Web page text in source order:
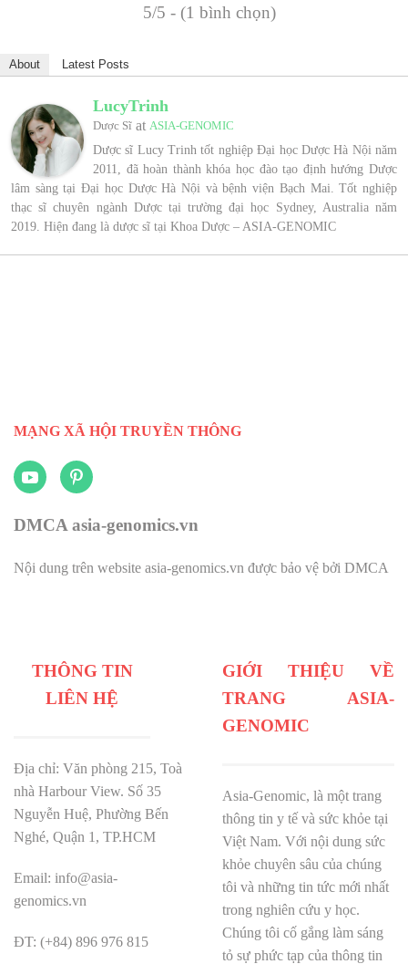
5/5 - (1 bình chọn)
About Latest Posts
LucyTrinh
Dược Sĩ at ASIA-GENOMIC
Dược sĩ Lucy Trinh tốt nghiệp Đại học Dược Hà Nội năm
2011, đã hoàn thành khóa học đào tạo định hướng Dược
lâm sàng tại Đại học Dược Hà Nội và bệnh viện Bạch Mai. Tốt nghiệp
thạc sĩ chuyên ngành Dược tại trường đại học Sydney, Australia năm
2019. Hiện đang là dược sĩ tại Khoa Dược – ASIA-GENOMIC
MẠNG XÃ HỘI TRUYỀN THÔNG
DMCA asia-genomics.vn
Nội dung trên website asia-genomics.vn được bảo vệ bởi DMCA
THÔNG TIN
LIÊN HỆ
Địa chỉ: Văn phòng 215, Toà
nhà Harbour View. Số 35
Nguyễn Huệ, Phường Bến
Nghé, Quận 1, TP.HCM
Email: info@asia-
genomics.vn
ĐT: (+84) 896 976 815
GIỚI THIỆU VỀ
TRANG ASIA-
GENOMIC
Asia-Genomic, là một trang
thông tin y tế và sức khỏe tại
Việt Nam. Với nội dung sức
khỏe chuyên sâu của chúng
tôi và những tin tức mới nhất
trong nghiên cứu y học.
Chúng tôi cố gắng làm sáng
tỏ sự phức tạp của thông tin